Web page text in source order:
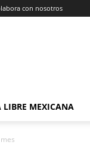
con nosotros
LIBRE MEXICANA